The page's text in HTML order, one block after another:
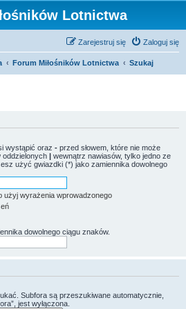
Lotnictwa
Zaloguj się
Zarejestruj się
Forum Miłośników Lotnictwa Szukaj
wystąpić oraz - przed słowem, które nie może
oddzielonych | wewnątrz nawiasów, tylko jedno ze
użyć gwiazdki (*) jako zamiennika dowolnego
wyrażenia wprowadzonego
dowolnego ciągu znaków.
Subfora są przeszukiwane automatycznie,
jest wyłączona.